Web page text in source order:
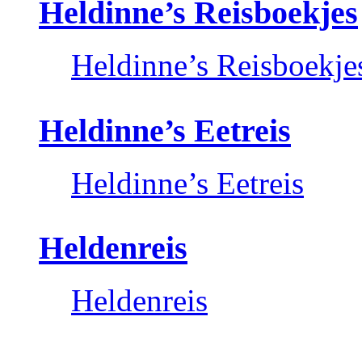
Heldinne’s Reisboekjes
Heldinne’s
Heldinne’s Eetreis
Heldinne’s Eetreis
Heldenreis
Heldenreis